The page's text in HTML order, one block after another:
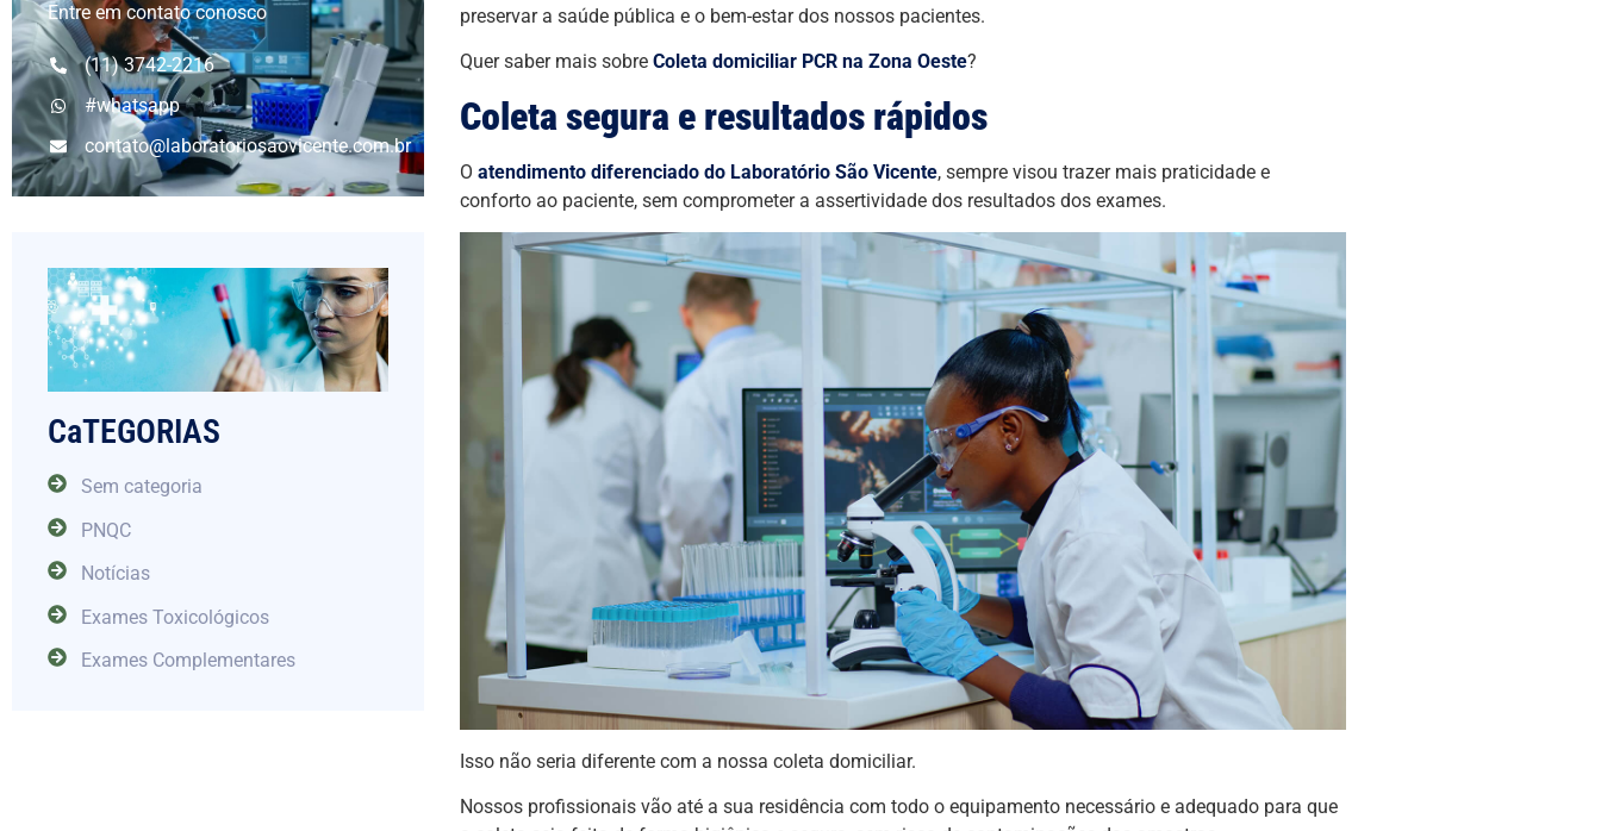
Entre em contato conosco
(11) 3742-2216
#whatsapp
contato@laboratoriosaovicente.com.br
CaTEGORIAS
Sem categoria
PNQC
Notícias
Exames Toxicológicos
Exames Complementares
preservar a saúde pública e o bem-estar dos nossos pacientes.
Quer saber mais sobreColeta domiciliar PCR na Zona Oeste?
Coleta segura e resultados rápidos
Oatendimento diferenciado do Laboratório São Vicente, sempre visou trazer mais praticidade e
conforto ao paciente, sem comprometer a assertividade dos resultados dos exames.
Isso não seria diferente com a nossa coleta domiciliar.
Nossos profissionais vão até a sua residência com todo o equipamento necessário e adequado para que